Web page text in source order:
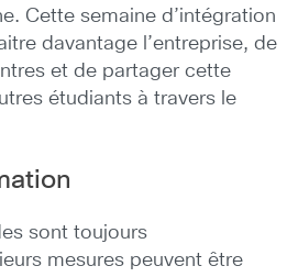
Cette semaine d’intégration
davantage l’entreprise, de
et de partager cette
étudiants à travers le
sont toujours
mesures peuvent être